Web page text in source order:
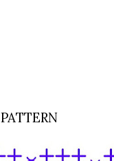
PATTERN